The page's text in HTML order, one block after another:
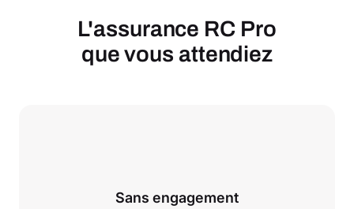
L'assurance RC Pro
que vous attendiez
Sans engagement